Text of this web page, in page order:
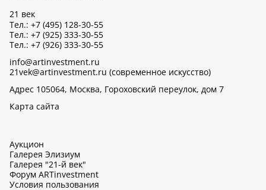
21 век
Тел.: +7 (495) 128-30-55
Тел.: +7 (925) 333-30-55
Тел.: +7 (926) 333-30-55
info@artinvestment.ru
21vek@artinvestment.ru (современное искусство)
Адрес 105064, Москва, Гороховский переулок, дом 7
Карта сайта
Аукцион
Галерея Элизиум
Галерея "21-й век"
Форум ARTinvestment
Условия пользования